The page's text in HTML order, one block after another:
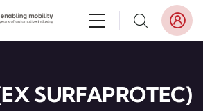
SURFAPROTEC)